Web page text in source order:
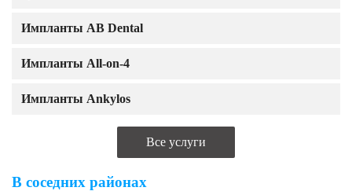
Импланты AB Dental
Импланты All-on-4
Импланты Ankylos
Все услуги
В соседних районах